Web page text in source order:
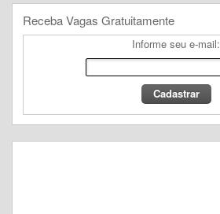
Receba Vagas Gratuitamente
Informe seu e-mail: